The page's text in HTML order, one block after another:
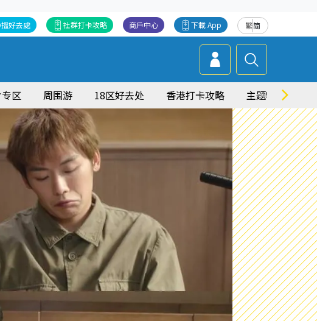
繁简
下載 App
商戶中心
社群打卡攻略
好去處
区 周围游 18区好去处 香港打卡攻略 主题特集